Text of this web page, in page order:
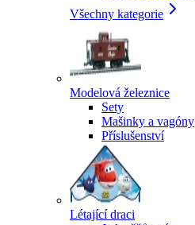
Všechny kategorie
Modelová železnice
Sety
Mašinky a vagóny
Příslušenství
Létající draci